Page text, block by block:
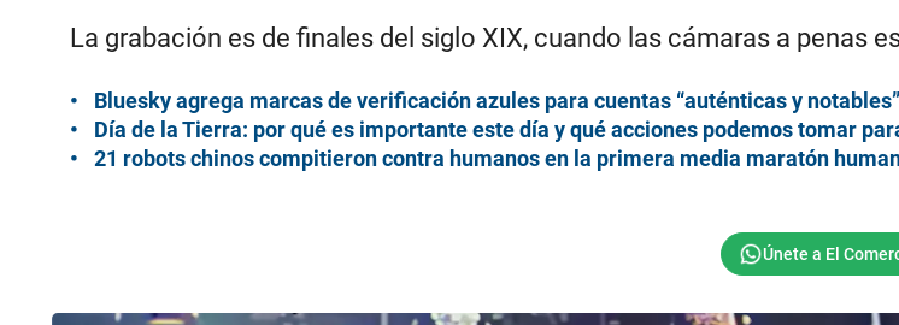
La grabación es de finales del siglo XIX, cuando las cámaras a penas
Bluesky agrega marcas de verificación azules para cuentas “auténticas y notables”
Día de la Tierra: por qué es importante este día y qué acciones podemos tomar
21 robots chinos compitieron contra humanos en la primera media maratón